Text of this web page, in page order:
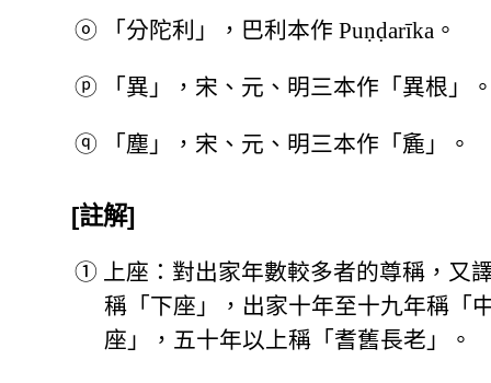
ⓞ 「分陀利」，巴利本作 Puṇḍarīka。
ⓟ 「異」，宋、元、明三本作「異根」
ⓠ 「塵」，宋、元、明三本作「麁」。
[註解]
①
上座：對出家年數較多者的尊稱，又
稱「下座」，出家十年至十九年稱「
座」，五十年以上稱「耆舊長老」。